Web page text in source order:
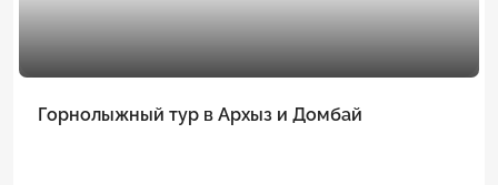
Горнолыжный тур в Архыз и Домбай